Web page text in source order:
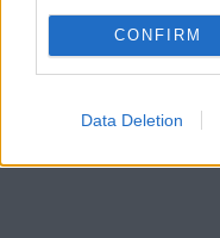
CONFIRM
Data Deletion